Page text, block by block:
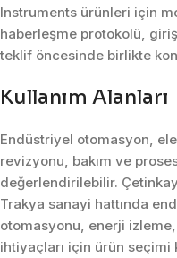
Instruments ürünleri için
haberleşme protokolü,
teklif öncesinde birlikte
Kullanım Alanları
Endüstriyel otomasyon,
revizyonu, bakım ve
değerlendirilebilir.
Trakya sanayi hattında
otomasyonu, enerji
ihtiyaçları için ürün seçimi